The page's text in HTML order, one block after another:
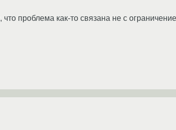
проблема как-то связана не с